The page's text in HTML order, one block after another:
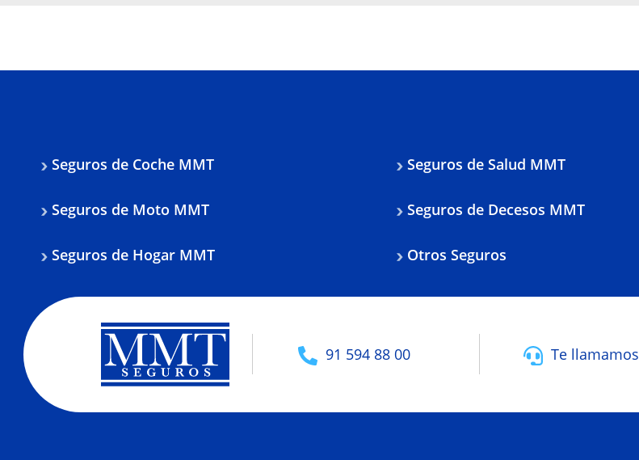
Seguros de Coche MMT
Seguros de Moto MMT
Seguros de Hogar MMT
Seguros de Salud MMT
Seguros de Decesos MMT
Otros Seguros
91 594 88 00 Te llamamos